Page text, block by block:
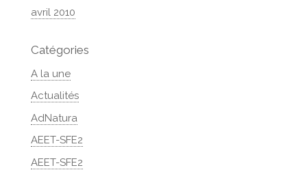
avril 2010
Catégories
A la une
Actualités
AdNatura
AEET-SFE2
AEET-SFE2